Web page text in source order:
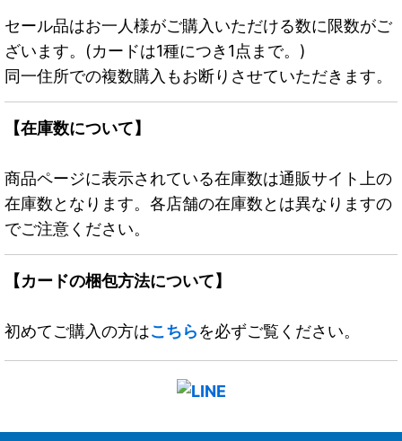
セール品はお一人様がご購入いただける数に限数がご
ざいます。(カードは1種につき1点まで。)
同一住所での複数購入もお断りさせていただきます。
【在庫数について】
商品ページに表示されている在庫数は通販サイト上の
在庫数となります。各店舗の在庫数とは異なりますの
でご注意ください。
【カードの梱包方法について】
初めてご購入の方はこちらを必ずご覧ください。